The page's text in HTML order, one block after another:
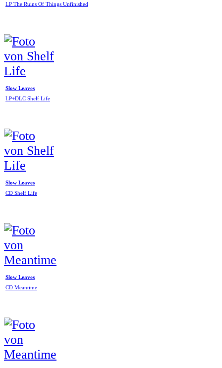
LP The Ruins Of Things Unfinished
Slow Leaves
LP+DLC Shelf Life
Slow Leaves
CD Shelf Life
Slow Leaves
CD Meantime